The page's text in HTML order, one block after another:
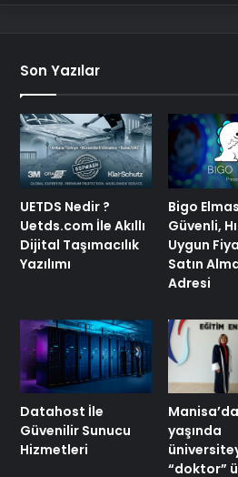
Son Yazılar
UETDS Nedir ?
Uetds.com İle Akıllı
Dijital Taşımacılık
Yazılımı
Bigo
Güvenli,
Uygun
Satın
Adresi
Datahost İle
Güvenilir Sunucu
Hizmetleri
yaşında
“doktor”